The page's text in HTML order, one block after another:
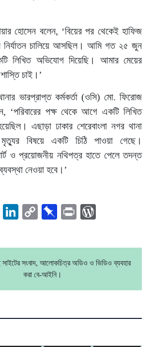
হোসেন বলেন, ‘বিয়ের পর থেকেই হাফিজ
নির্যাতন চালিয়ে আসছিল। আমি গত ২৫ জুন
লিখিত অভিযোগ দিয়েছি। আমার মেয়ের
চাই।’
ভারপ্রাপ্ত কর্মকর্তা (ওসি) মো. ফিরোজ
‘পরিবারের পক্ষ থেকে আগে একটি লিখিত
এছাড়া ঢাকার শেরেবাংলা নগর থানা
বিষয়ে একটি চিঠি পাওয়া গেছে।
ও প্রয়োজনীয় নথিপত্র হাতে পেলে তদন্ত
নেওয়া হবে।’
Pinterest
LinkedIn
CopyPinboard
Print
সাইটের সংবাদ, আলোকচিত্র অডিও ও ভিডিও ব্যবহার
করা বে-আইনি।